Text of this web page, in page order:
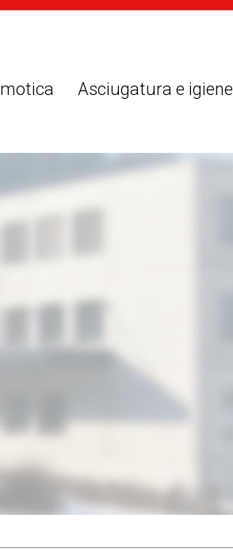
Asciugatura e igiene